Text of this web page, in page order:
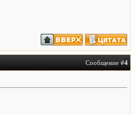
Сообщение #4